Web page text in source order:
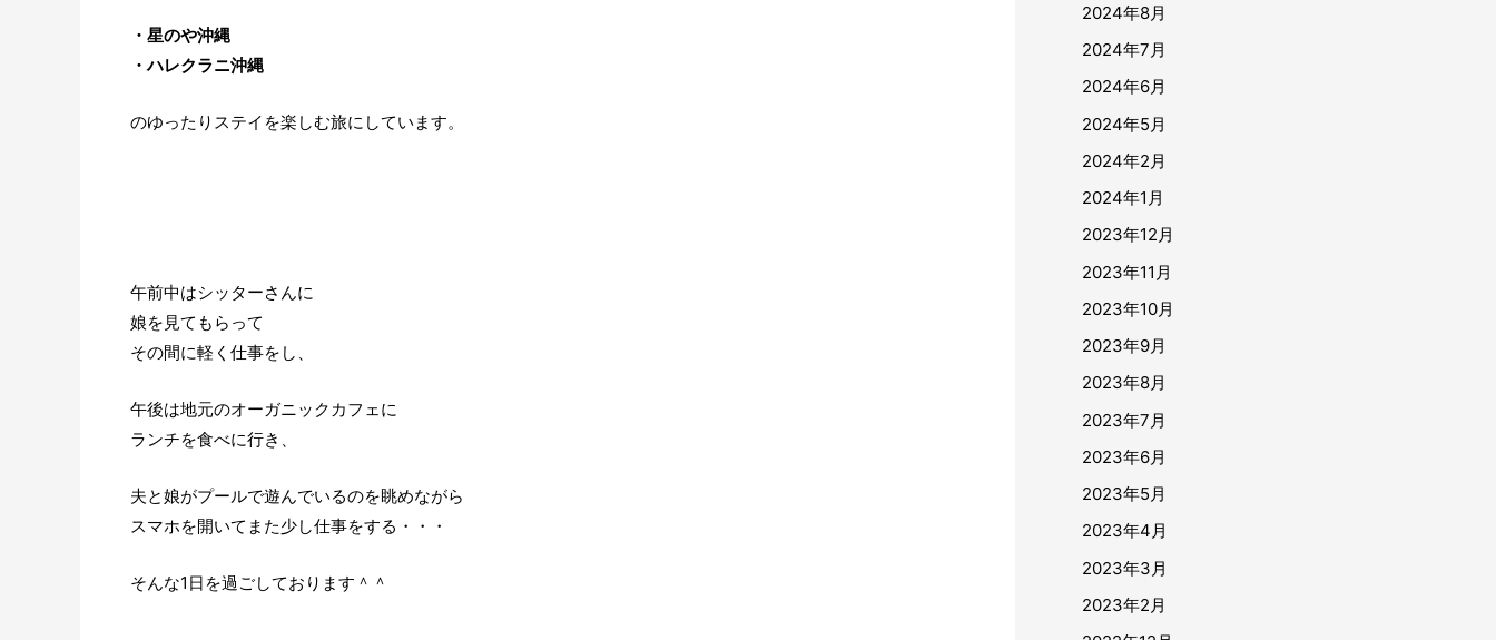
・星のや沖縄
・ハレクラニ沖縄
のゆったりステイを楽しむ旅にしています。
午前中はシッターさんに
娘を見てもらって
その間に軽く仕事をし、
午後は地元のオーガニックカフェに
ランチを食べに行き、
夫と娘がプールで遊んでいるのを眺めながら
スマホを開いてまた少し仕事をする・・・
そんな1日を過ごしております＾＾
2024年8月
2024年7月
2024年6月
2024年5月
2024年2月
2024年1月
2023年12月
2023年11月
2023年10月
2023年9月
2023年8月
2023年7月
2023年6月
2023年5月
2023年4月
2023年3月
2023年2月